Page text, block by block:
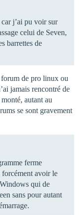
j’ai pu voir sur
celui de Seven,
barrettes de
de pro linux ou
jamais rencontré de
autant au
se sont gravement
ferme
forcément avoir le
qui de
sans pour autant